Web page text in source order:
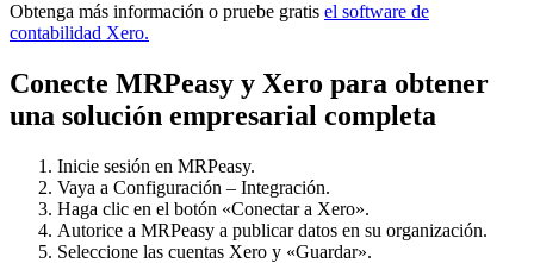
Obtenga más información o pruebe gratis el software de
contabilidad Xero.
Conecte MRPeasy y Xero para obtener
una solución empresarial completa
Inicie sesión en MRPeasy.
Vaya a Configuración – Integración.
Haga clic en el botón «Conectar a Xero».
Autorice a MRPeasy a publicar datos en su organización.
Seleccione las cuentas Xero y «Guardar».